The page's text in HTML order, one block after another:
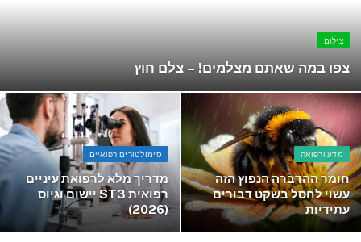
צילום
צפו במה שאתם מצלמים! – צלם חוץ
מדע ורפואה
חומר ההדברה הנפוץ הזה
עשוי לחסל בשקט דבורים
עתידיות
סימולטורים רפואיים
מדריך מלא לרפואת עיניים
רפואית ST3 יישום וגיוס
(2026)